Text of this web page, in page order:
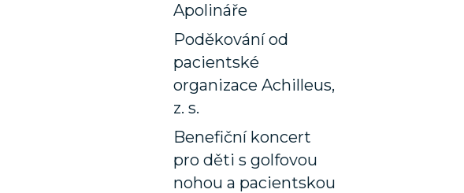
Apolináře
Poděkování od
pacientské
organizace Achilleus,
z. s.
Benefiční koncert
pro děti s golfovou
nohou a pacientskou